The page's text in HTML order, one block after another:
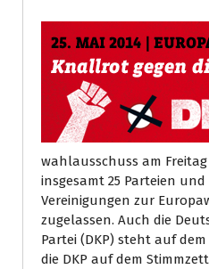
wahlausschuss am
insgesamt 25 Parteien
Vereinigungen zur
zugelassen. Auch die
Partei (DKP) steht auf
die DKP auf dem